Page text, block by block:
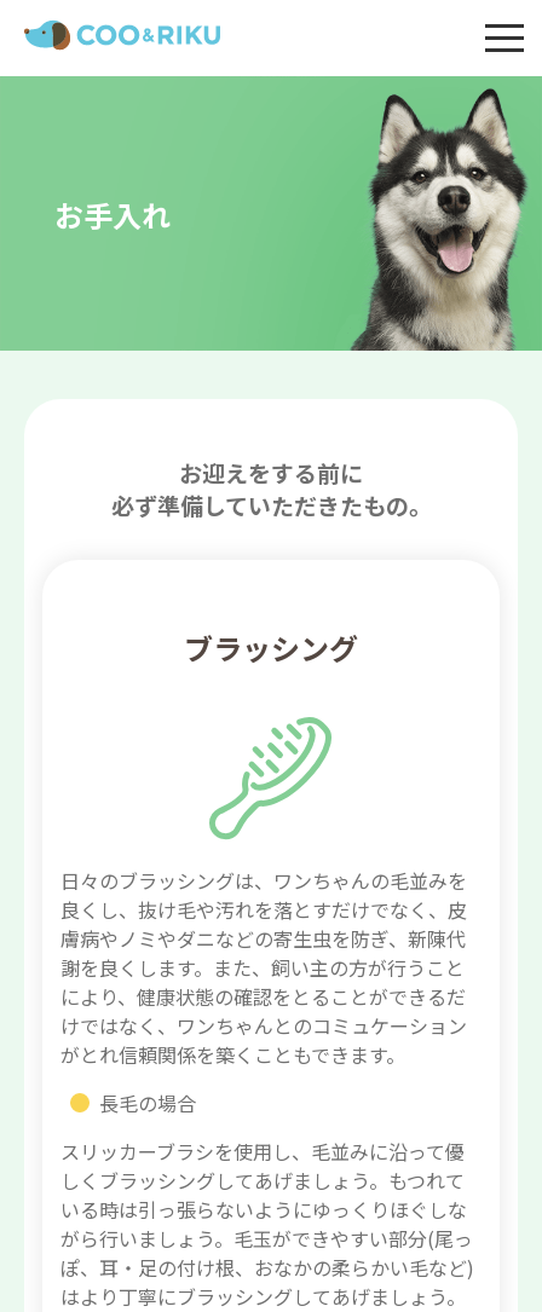
お手入れ
お迎えをする前に
必ず準備していただきたもの。
ブラッシング
日々のブラッシングは、ワンちゃんの毛並みを
良くし、抜け毛や汚れを落とすだけでなく、皮
膚病やノミやダニなどの寄生虫を防ぎ、新陳代
謝を良くします。また、飼い主の方が行うこと
により、健康状態の確認をとることができるだ
けではなく、ワンちゃんとのコミュケーション
がとれ信頼関係を築くこともできます。
長毛の場合
スリッカーブラシを使用し、毛並みに沿って優
しくブラッシングしてあげましょう。もつれて
いる時は引っ張らないようにゆっくりほぐしな
がら行いましょう。毛玉ができやすい部分(尾っ
ぽ、耳・足の付け根、おなかの柔らかい毛など)
はより丁寧にブラッシングしてあげましょう。